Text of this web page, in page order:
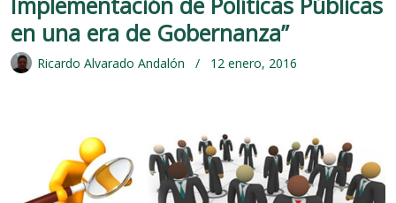
en una era de Gobernanza”
Ricardo Alvarado Andalón 12 enero, 2016